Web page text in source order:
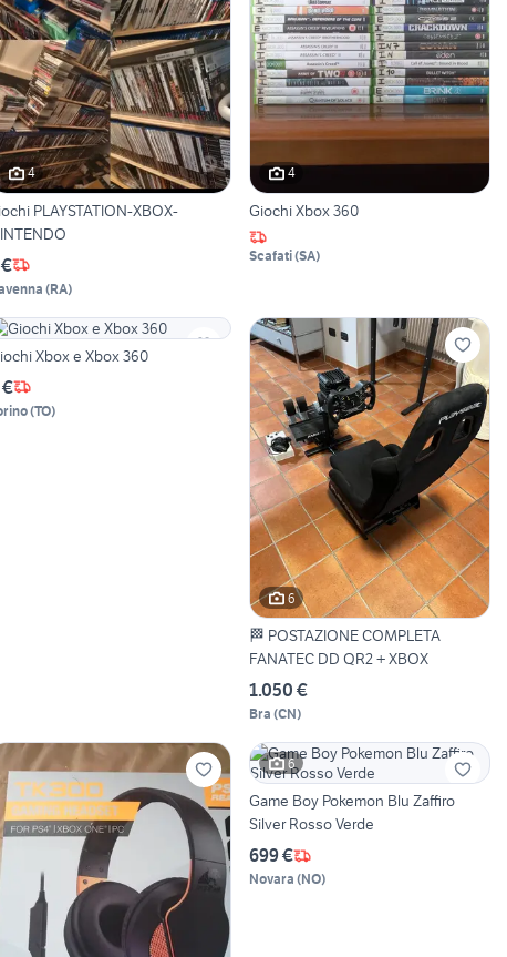
4
PLAYSTATION-XBOX-
(RA)
4
Giochi Xbox 360
Scafati(SA)
Xbox e Xbox 360
(TO)
6
🏁 POSTAZIONE COMPLETA
FANATEC DD QR2 + XBOX
1.050 €
Bra (CN)
6
Game Boy Pokemon Blu Zaffiro
Silver Rosso Verde
699 €
Novara (NO)